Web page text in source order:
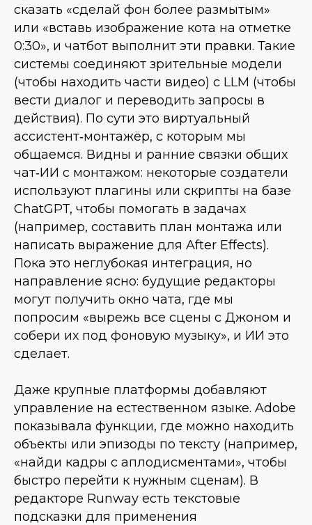
сказать «сделай фон более размытым»
или «вставь изображение кота на отметке
0:30», и чатбот выполнит эти правки. Такие
системы соединяют зрительные модели
(чтобы находить части видео) с LLM (чтобы
вести диалог и переводить запросы в
действия). По сути это виртуальный
ассистент‑монтажёр, с которым мы
общаемся. Видны и ранние связки общих
чат‑ИИ с монтажом: некоторые создатели
используют плагины или скрипты на базе
ChatGPT, чтобы помогать в задачах
(например, составить план монтажа или
написать выражение для After Effects).
Пока это неглубокая интеграция, но
направление ясно: будущие редакторы
могут получить окно чата, где мы
попросим «вырежь все сцены с Джоном и
собери их под фоновую музыку», и ИИ это
сделает.
Даже крупные платформы добавляют
управление на естественном языке. Adobe
показывала функции, где можно находить
объекты или эпизоды по тексту (например,
«найди кадры с аплодисментами», чтобы
быстро перейти к нужным сценам). В
редакторе Runway есть текстовые
подсказки для применения